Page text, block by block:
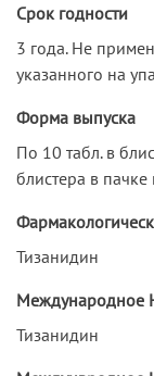
Срок годности
3 года. Не
указанного на
Форма выпуска
По 10 табл. в
блистера в
Тизанидин
Международное
Тизанидин